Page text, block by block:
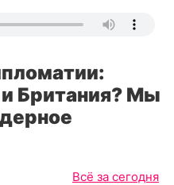
Британия? Мы
Всё за сегодня